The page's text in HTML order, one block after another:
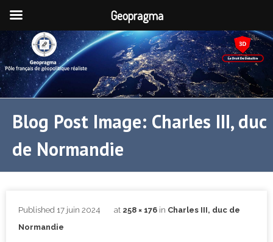
Blog Post Image: Charles III, duc
de Normandie
Published 17 juin 2024 at 258 × 176 in Charles III, duc de
Normandie
Geopragma